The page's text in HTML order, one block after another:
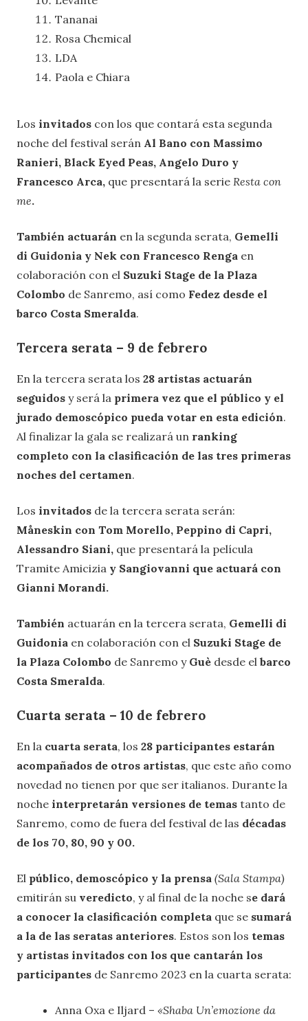
Tananai
Rosa Chemical
LDA
Paola e Chiara
Los invitados con los que contará esta segunda
noche del festival serán Al Bano con Massimo
Ranieri, Black Eyed Peas, Angelo Duro y
Francesco Arca, que presentará la serie Resta con
me.
También actuarán en la segunda serata, Gemelli
di Guidonia y Nek con Francesco Renga en
colaboración con el Suzuki Stage de la Plaza
Colombo de Sanremo, así como Fedez desde el
barco Costa Smeralda.
Tercera serata – 9 de febrero
En la tercera serata los 28 artistas actuarán
seguidos y será la primera vez que el público y el
jurado demoscópico pueda votar en esta edición.
Al finalizar la gala se realizará un ranking
completo con la clasificación de las tres primeras
noches del certamen.
Los invitados de la tercera serata serán:
Måneskin con Tom Morello, Peppino di Capri,
Alessandro Siani, que presentará la película
Tramite Amicizia y Sangiovanni que actuará con
Gianni Morandi.
También actuarán en la tercera serata, Gemelli di
Guidonia en colaboración con el Suzuki Stage de
la Plaza Colombo de Sanremo y Guè desde el barco
Costa Smeralda.
Cuarta serata – 10 de febrero
En la cuarta serata, los 28 participantes estarán
acompañados de otros artistas, que este año como
novedad no tienen por que ser italianos. Durante la
noche interpretarán versiones de temas tanto de
Sanremo, como de fuera del festival de las décadas
de los 70, 80, 90 y 00.
El público, demoscópico y la prensa (Sala Stampa)
emitirán su veredicto, y al final de la noche se dará
a conocer la clasificación completa que se sumará
a la de las seratas anteriores. Estos son los temas
y artistas invitados con los que cantarán los
participantes de Sanremo 2023 en la cuarta serata:
Anna Oxa e Iljard – «Shaba Un’emozione da